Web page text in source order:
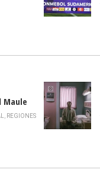
Maule
de la
, REGIONES